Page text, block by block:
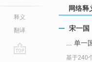
释义
翻译
网络释
宋一国
... 单一
基于240